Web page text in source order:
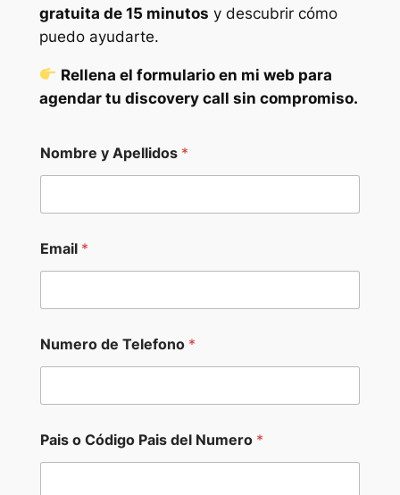
gratuita de 15 minutos y descubrir cómo
puedo ayudarte.
Rellena el formulario en mi web para
agendar tu discovery call sin compromiso.
Nombre y Apellidos *
Email *
Numero de Telefono *
Pais o Código Pais del Numero *